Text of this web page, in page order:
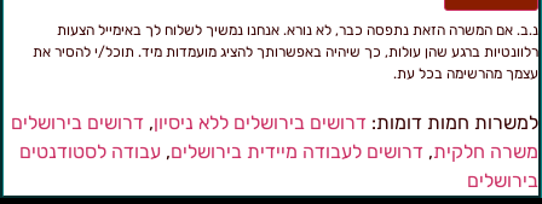
אם המשרה הזאת נתפסה כבר, לא נורא. אנחנו נמשיך לשלוח לך באימייל הצעות
ברגע שהן עולות, כך שיהיה באפשרותך להציג מועמדות מיד. תוכל/י להסיר את
מהרשימה בכל עת.
חמות דומות:דרושים בירושלים ללא ניסיון,דרושים בירושלים
חלקית,דרושים לעבודה מיידית בירושלים,עבודה לסטודנטים